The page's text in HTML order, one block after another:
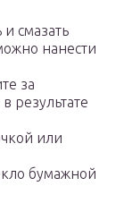
смазать
нанести
за
результате
или
бумажной